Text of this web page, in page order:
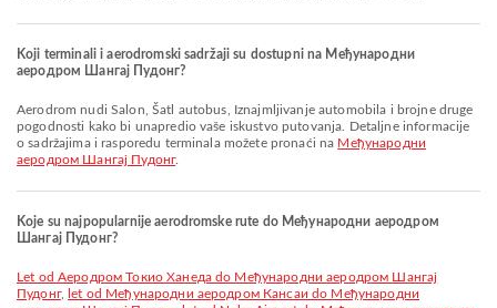
Koji terminali i aerodromski sadržaji su dostupni na Међународни
аеродром Шангај Пудонг?
Aerodrom nudi Salon, Šatl autobus, Iznajmljivanje automobila i brojne druge
pogodnosti kako bi unapredio vaše iskustvo putovanja. Detaljne informacije
o sadržajima i rasporedu terminala možete pronaći na Међународни
аеродром Шангај Пудонг.
Koje su najpopularnije aerodromske rute do Међународни аеродром
Шангај Пудонг?
let od Аеродром Токио Ханеда do Међународни аеродром Шангај
Пудонг,
let od Међународни аеродром Кансаи do Међународни